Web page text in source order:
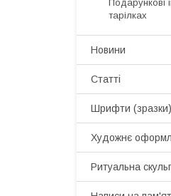
Подарункові
тарілках
Новини
Статті
Шрифти (зразки)
Художнє
Ритуальна